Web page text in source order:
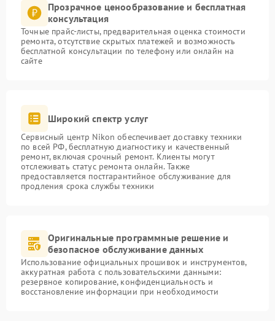
Прозрачное ценообразование и бесплатная
консультация
Точные прайс-листы, предварительная оценка стоимости
ремонта, отсутствие скрытых платежей и возможность
бесплатной консультации по телефону или онлайн на
сайте
Широкий спектр услуг
Сервисный центр Nikon обеспечивает доставку техники
по всей РФ, бесплатную диагностику и качественный
ремонт, включая срочный ремонт. Клиенты могут
отслеживать статус ремонта онлайн. Также
предоставляется постгарантийное обслуживание для
продления срока службы техники
Оригинальные программные решение и
безопасное обслуживание данных
Использование официальных прошивок и инструментов,
аккуратная работа с пользовательскими данными:
резервное копирование, конфиденциальность и
восстановление информации при необходимости